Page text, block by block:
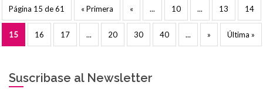
Página 15 de 61 « Primera « ... 10 ... 13 14
15 16 17 ... 20 30 40 ... » Última »
Suscribase al Newsletter